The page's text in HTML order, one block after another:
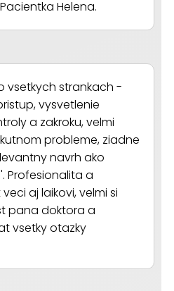
Helena.
vsetkych strankach -
vysvetlenie
a zakroku, velmi
probleme, ziadne
navrh ako
Profesionalita a
aj laikovi, velmi si
pana doktora a
vsetky otazky